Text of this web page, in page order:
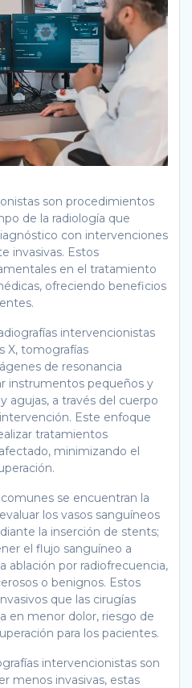
son procedimientos
de la radiología que
con intervenciones
invasivas. Estos
en el tratamiento
ofreciendo beneficios
intervencionistas
X, tomografías
de resonancia
instrumentos pequeños y
agujas, a través del cuerpo
Este enfoque
tratamientos
minimizando el
se encuentran la
los vasos sanguíneos
la inserción de stents;
el flujo sanguíneo a
ablación por radiofrecuencia,
o benignos. Estos
que las cirugías
en menor dolor, riesgo de
para los pacientes.
intervencionistas son
menos invasivas, estas